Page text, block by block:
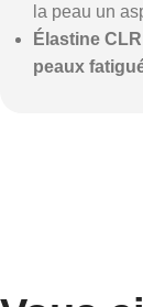
la peau un
Élastine
peaux